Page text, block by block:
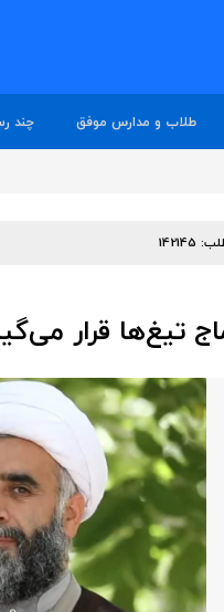
طلاب و مدارس موفق چند
142145
تیغ‌ها قرار